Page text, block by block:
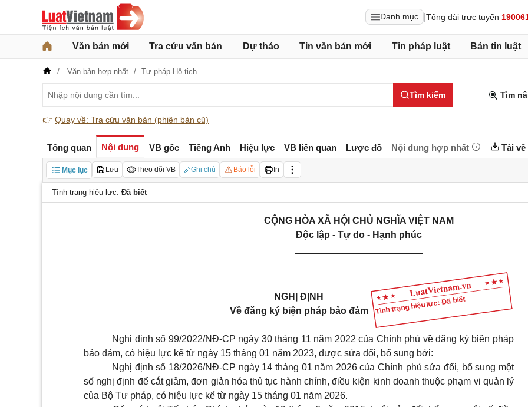
Danh mục Tổng đài trực tuyến
Văn bản mới Tra cứu văn bản Dự thảo Tin văn bản mới Tin pháp luật Bản tin luật
Văn bản hợp nhất Tư pháp-Hộ tịch
Tìm kiếm Tìm
👉 Quay về: Tra cứu văn bản (phiên bản cũ)
Tổng quan Nội dung VB gốc Tiếng Anh Hiệu lực VB liên quan Lược đồ Nội dung hợp nhất Tải về
Mục lục Lưu Theo dõi VB Ghi chú Báo lỗi In
Tình trạng hiệu lực: Đã biết
Tình trạng hiệu lực: Đã biết
CỘNG HÒA XÃ HỘI CHỦ NGHĨA VIỆT NAM
Độc lập - Tự do - Hạnh phúc
NGHỊ ĐỊNH
Về đăng ký biện pháp bảo đảm
Nghị định số 99/2022/NĐ-CP ngày 30 tháng 11 năm 2022 của Chính phủ về đăng ký biện pháp
bảo đảm, có hiệu lực kể từ ngày 15 tháng 01 năm 2023, được sửa đổi, bổ sung bởi:
Nghị định số 18/2026/NĐ-CP ngày 14 tháng 01 năm 2026 của Chính phủ sửa đổi, bổ sung một
số nghị định để cắt giảm, đơn giản hóa thủ tục hành chính, điều kiện kinh doanh thuộc phạm vi quản lý
của Bộ Tư pháp, có hiệu lực kể từ ngày 15 tháng 01 năm 2026.